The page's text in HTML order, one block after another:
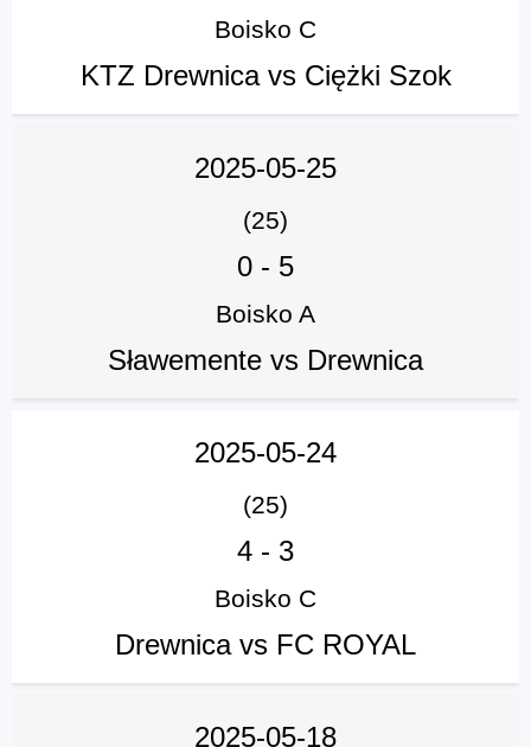
Boisko C
KTZ Drewnica vs Ciężki Szok
2025-05-25
(25)
0 - 5
Boisko A
Sławemente vs Drewnica
2025-05-24
(25)
4 - 3
Boisko C
Drewnica vs FC ROYAL
2025-05-18